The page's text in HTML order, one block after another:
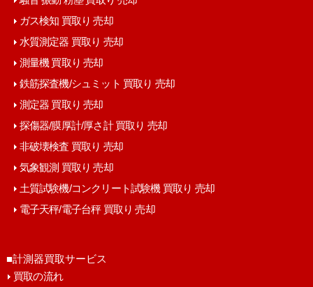
ガス検知 買取り 売却
水質測定器 買取り 売却
測量機 買取り 売却
鉄筋探査機/シュミット 買取り 売却
測定器 買取り 売却
探傷器/膜厚計/厚さ計 買取り 売却
非破壊検査 買取り 売却
気象観測 買取り 売却
土質試験機/コンクリート試験機 買取り 売却
電子天秤/電子台秤 買取り 売却
■計測器買取サービス
買取の流れ